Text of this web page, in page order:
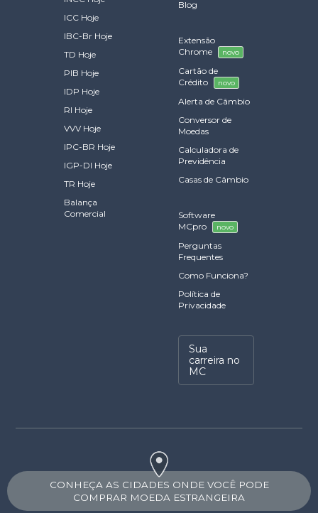
ICC Hoje
IBC-Br Hoje
TD Hoje
PIB Hoje
IDP Hoje
RI Hoje
VVV Hoje
IPC-BR Hoje
IGP-DI Hoje
TR Hoje
Balança
Comercial
Blog
Extensão
Chrome
novo
Cartão de
Crédito
novo
Alerta de Câmbio
Conversor de
Moedas
Calculadora de
Previdência
Casas de Câmbio
Software
MCpro
novo
Perguntas
Frequentes
Como Funciona?
Política de
Privacidade
Sua
carreira no
MC
CONHEÇA AS CIDADES ONDE VOCÊ PODE
COMPRAR MOEDA ESTRANGEIRA